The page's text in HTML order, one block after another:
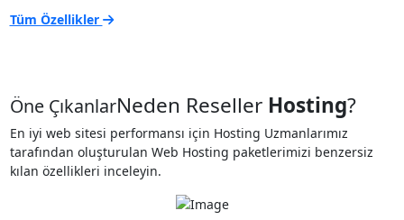
Tüm Özellikler
Öne ÇıkanlarNeden Reseller Hosting?
En iyi web sitesi performansı için Hosting Uzmanlarımız
tarafından oluşturulan Web Hosting paketlerimizi benzersiz
kılan özellikleri inceleyin.